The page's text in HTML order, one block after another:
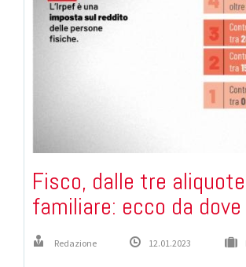
Fisco, dalle tre
familiare: ecco da
Redazione 12.01.2023